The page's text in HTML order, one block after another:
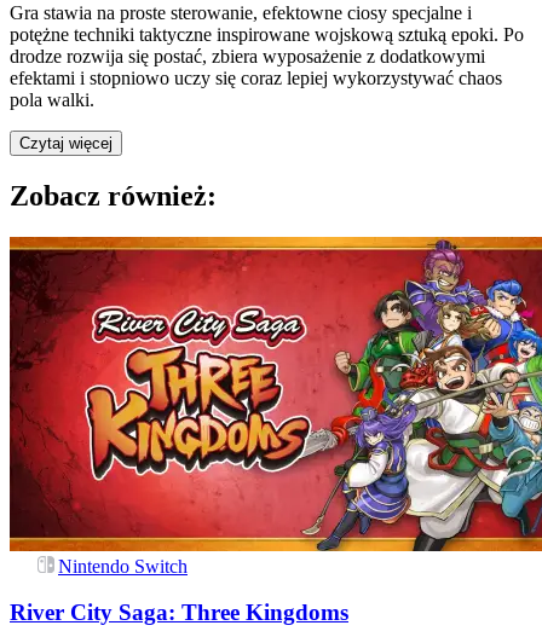
Gra stawia na proste sterowanie, efektowne ciosy specjalne i
potężne techniki taktyczne inspirowane wojskową sztuką epoki. Po
drodze rozwija się postać, zbiera wyposażenie z dodatkowymi
efektami i stopniowo uczy się coraz lepiej wykorzystywać chaos
pola walki.
Czytaj więcej
Zobacz również:
Nintendo Switch
River City Saga: Three Kingdoms